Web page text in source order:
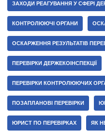
ЗАХОДИ РЕАГУВАННЯ У СФЕРІ
КОНТРОЛЮЮЧІ ОРГАНИ
ОСКАРЖЕННЯ РЕЗУЛЬТАТІВ
ПЕРЕВІРКИ ДЕРЖЕКОІНСПЕКЦІЇ
ПЕРЕВІРКИ КОНТРОЛЮЮЧИХ
ПОЗАПЛАНОВІ ПЕРЕВІРКИ
ЮРИСТ ПО ПЕРЕВІРКАХ ЯК